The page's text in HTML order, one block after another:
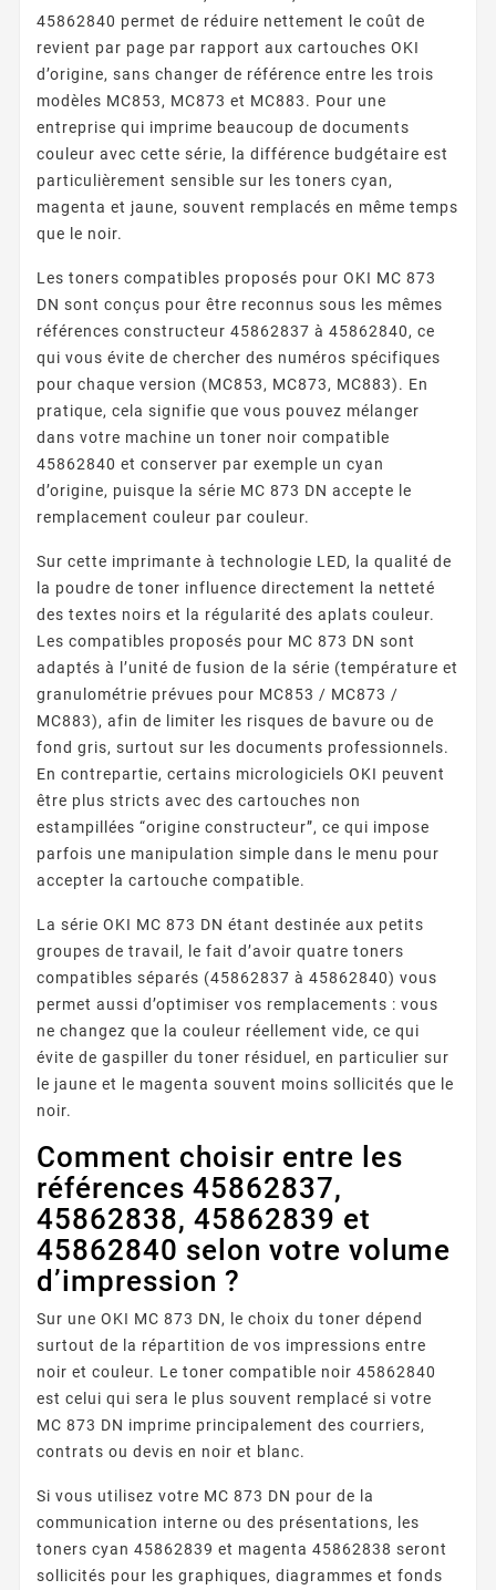
45862840 permet de réduire nettement le coût de
revient par page par rapport aux cartouches OKI
d’origine, sans changer de référence entre les trois
modèles MC853, MC873 et MC883. Pour une
entreprise qui imprime beaucoup de documents
couleur avec cette série, la différence budgétaire est
particulièrement sensible sur les toners cyan,
magenta et jaune, souvent remplacés en même temps
que le noir.
Les toners compatibles proposés pour OKI MC 873
DN sont conçus pour être reconnus sous les mêmes
références constructeur 45862837 à 45862840, ce
qui vous évite de chercher des numéros spécifiques
pour chaque version (MC853, MC873, MC883). En
pratique, cela signifie que vous pouvez mélanger
dans votre machine un toner noir compatible
45862840 et conserver par exemple un cyan
d’origine, puisque la série MC 873 DN accepte le
remplacement couleur par couleur.
Sur cette imprimante à technologie LED, la qualité de
la poudre de toner influence directement la netteté
des textes noirs et la régularité des aplats couleur.
Les compatibles proposés pour MC 873 DN sont
adaptés à l’unité de fusion de la série (température et
granulométrie prévues pour MC853 / MC873 /
MC883), afin de limiter les risques de bavure ou de
fond gris, surtout sur les documents professionnels.
En contrepartie, certains micrologiciels OKI peuvent
être plus stricts avec des cartouches non
estampillées “origine constructeur”, ce qui impose
parfois une manipulation simple dans le menu pour
accepter la cartouche compatible.
La série OKI MC 873 DN étant destinée aux petits
groupes de travail, le fait d’avoir quatre toners
compatibles séparés (45862837 à 45862840) vous
permet aussi d’optimiser vos remplacements : vous
ne changez que la couleur réellement vide, ce qui
évite de gaspiller du toner résiduel, en particulier sur
le jaune et le magenta souvent moins sollicités que le
noir.
Comment choisir entre les
références 45862837,
45862838, 45862839 et
45862840 selon votre volume
d’impression ?
Sur une OKI MC 873 DN, le choix du toner dépend
surtout de la répartition de vos impressions entre
noir et couleur. Le toner compatible noir 45862840
est celui qui sera le plus souvent remplacé si votre
MC 873 DN imprime principalement des courriers,
contrats ou devis en noir et blanc.
Si vous utilisez votre MC 873 DN pour de la
communication interne ou des présentations, les
toners cyan 45862839 et magenta 45862838 seront
sollicités pour les graphiques, diagrammes et fonds